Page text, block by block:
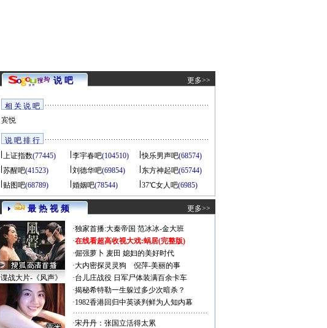
说 吧 更多>>
相 关 说 吧
宾悦
说 吧 排 行
上证指数(77445) 李宇春吧(104510) 快乐男声吧(68574)
苏醒吧(41523) 刘德华吧(69854) 东方神起吧(65744)
贴图吧(68789) 婚姻吧(78544) 37℃女人吧(6985)
最 热 视 频 更多>>
谍战大片-《风声》
·独家首播:大秦帝国 范冰冰-金大班
·在线看超高收视大戏:蜗居(完整版)
·倔强萝卜 麦田 媳妇的美好时代
·大内密探灵灵狗
倪萍-美丽的事
·台儿庄战役 日军尸体装满百余卡车
·揭秘希特勒一生躲过多少次暗杀？
·1982香港回归中英谈判鲜为人知内幕
·宋丹丹：张国立活得太累